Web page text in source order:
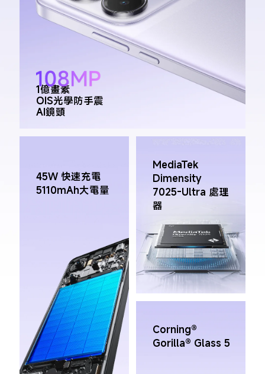
1億畫素
OIS光學防手震
AI鏡頭
45W 快速充電
5110mAh大電量
MediaTek
Dimensity
7025-Ultra 處理
器
Corning®
Gorilla® Glass 5